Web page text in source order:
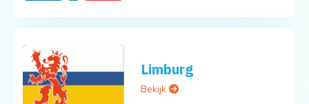
Limburg
Bekijk